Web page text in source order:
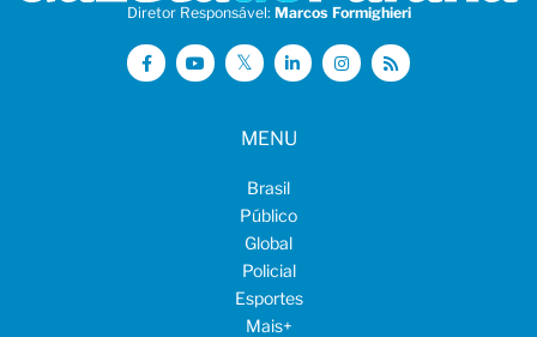
Diretor Responsável: Marcos Formighieri
MENU
Brasil
Público
Global
Policial
Esportes
Mais+